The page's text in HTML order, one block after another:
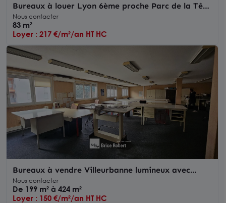
Bureaux à louer Lyon 6ème proche Parc de la Tête
d'Or et métro
Nous contacter
83 m²
Loyer : 217 €/m²/an HT HC
Bureaux à vendre Villeurbanne lumineux avec
parkings dans immeuble tertiaire
Nous contacter
De 199 m² à 424 m²
Loyer : 150 €/m²/an HT HC